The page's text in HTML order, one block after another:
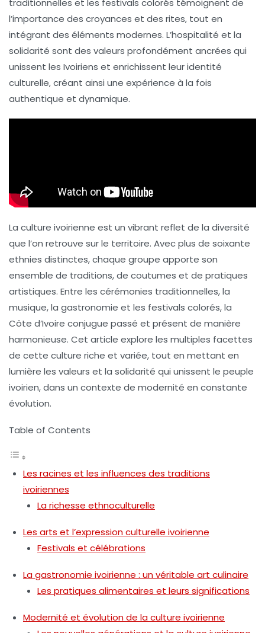
traditionnelles et les festivals colorés témoignent de
l’importance des croyances et des rites, tout en
intégrant des éléments modernes. L’hospitalité et la
solidarité sont des valeurs profondément ancrées qui
unissent les Ivoiriens et enrichissent leur identité
culturelle, créant ainsi une expérience à la fois
authentique et dynamique.
La culture ivoirienne est un vibrant reflet de la diversité
que l’on retrouve sur le territoire. Avec plus de soixante
ethnies distinctes, chaque groupe apporte son
ensemble de traditions, de coutumes et de pratiques
artistiques. Entre les cérémonies traditionnelles, la
musique, la gastronomie et les festivals colorés, la
Côte d’Ivoire conjugue passé et présent de manière
harmonieuse. Cet article explore les multiples facettes
de cette culture riche et variée, tout en mettant en
lumière les valeurs et la solidarité qui unissent le peuple
ivoirien, dans un contexte de modernité en constante
évolution.
Table of Contents
Les racines et les influences des traditions
ivoiriennes
La richesse ethnoculturelle
Les arts et l’expression culturelle ivoirienne
Festivals et célébrations
La gastronomie ivoirienne : un véritable art culinaire
Les pratiques alimentaires et leurs significations
Modernité et évolution de la culture ivoirienne